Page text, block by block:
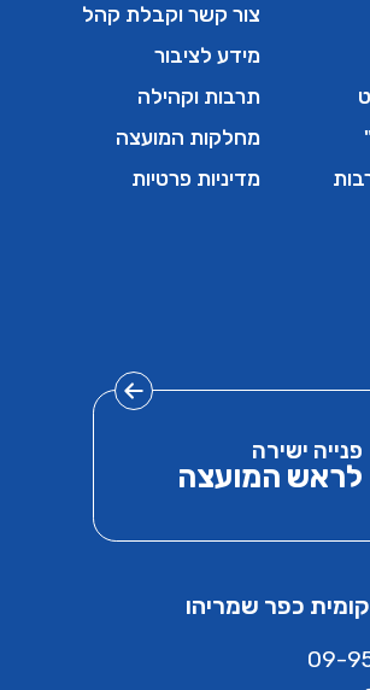
צור קשר וקבלת קהל
מידע לציבור
תרבות וקהילה
מחלקות המועצה
מדיניות פרטיות
פנייה ישירה
לראש המועצה
כפר שמריהו
09-